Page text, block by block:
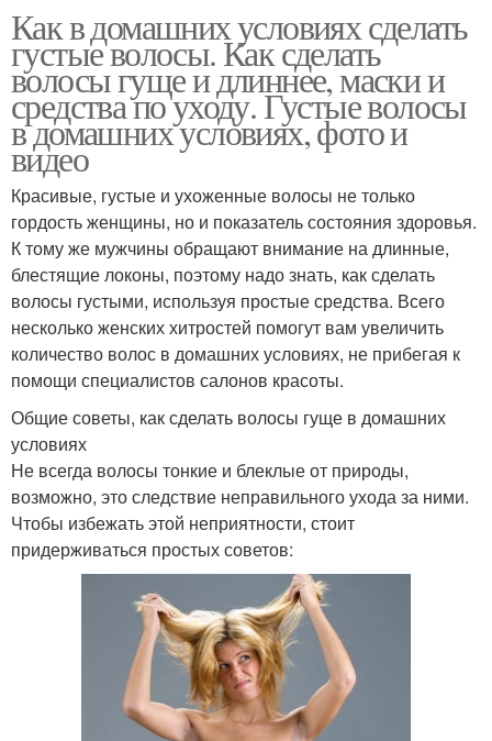
Как в домашних условиях сделать
густые волосы. Как сделать
волосы гуще и длиннее, маски и
средства по уходу. Густые волосы
в домашних условиях, фото и
видео
Красивые, густые и ухоженные волосы не только
гордость женщины, но и показатель состояния здоровья.
К тому же мужчины обращают внимание на длинные,
блестящие локоны, поэтому надо знать, как сделать
волосы густыми, используя простые средства. Всего
несколько женских хитростей помогут вам увеличить
количество волос в домашних условиях, не прибегая к
помощи специалистов салонов красоты.
Общие советы, как сделать волосы гуще в домашних
условиях
Не всегда волосы тонкие и блеклые от природы,
возможно, это следствие неправильного ухода за ними.
Чтобы избежать этой неприятности, стоит
придерживаться простых советов: